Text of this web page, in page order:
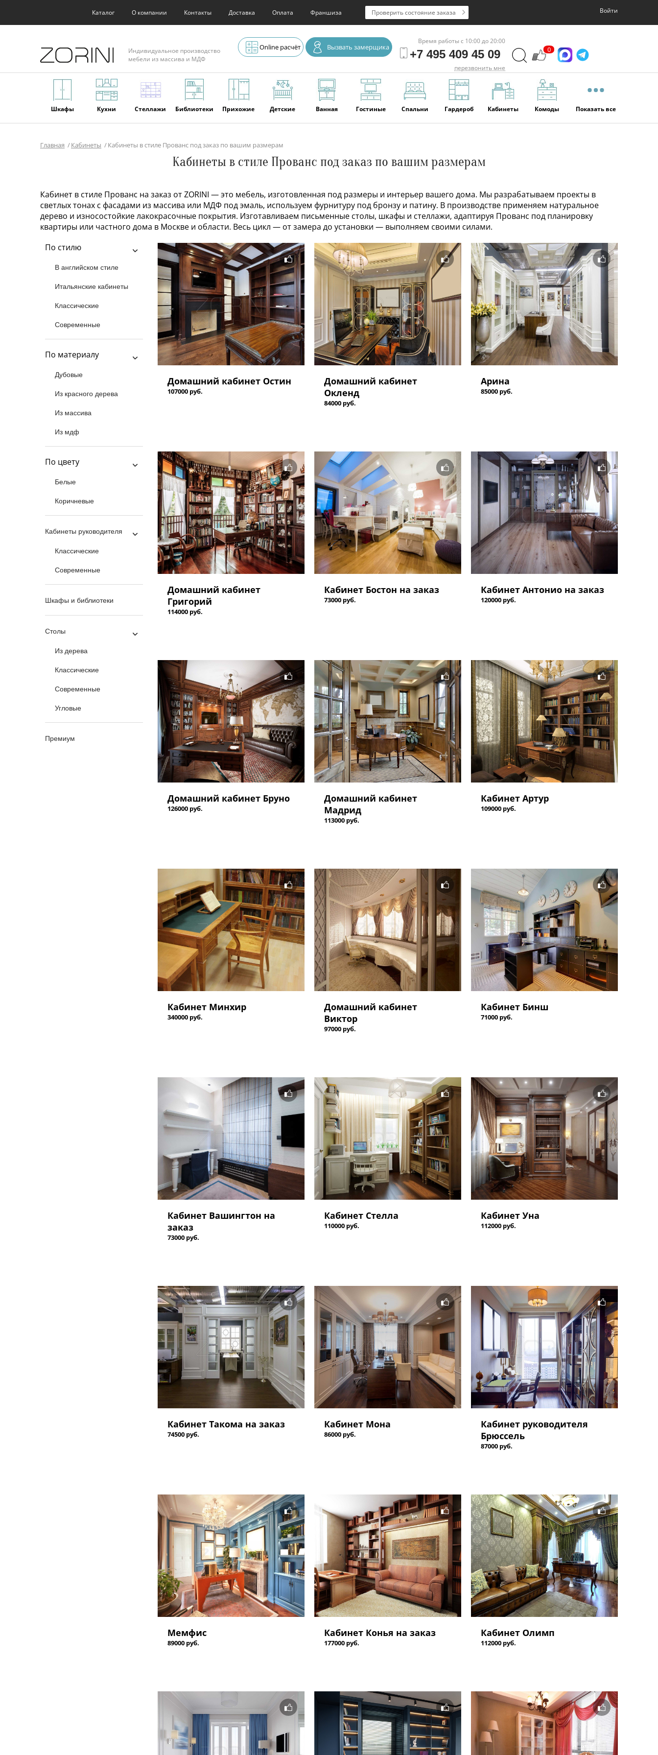
Каталог О компании Контакты Доставка Оплата Франшиза Войти
Проверить состояние заказа
Индивидуальное производство
мебели из массива и МДФ
Online расчёт Вызвать замерщика
Время работы с 10:00 до 20:00
+7 495 409 45 09
перезвонить мне
0
Шкафы Кухни Стеллажи Библиотеки Прихожие Детские Ванная Гостиные Спальни Гардероб Кабинеты Комоды
массива
мебель
буфеты
последние
Показать все
Главная Кабинеты Кабинеты в стиле Прованс под заказ по вашим размерам
Кабинеты в стиле Прованс под заказ по вашим размерам
Кабинет в стиле Прованс на заказ от ZORINI — это мебель, изготовленная под размеры и интерьер вашего дома. Мы разрабатываем проекты в
светлых тонах с фасадами из массива или МДФ под эмаль, используем фурнитуру под бронзу и патину. В производстве применяем натуральное
дерево и износостойкие лакокрасочные покрытия. Изготавливаем письменные столы, шкафы и стеллажи, адаптируя Прованс под планировку
квартиры или частного дома в Москве и области. Весь цикл — от замера до установки — выполняем своими силами.
По стилю
В английском стиле
Итальянские кабинеты
Классические
Современные
По материалу
Дубовые
Из красного дерева
Из массива
Из мдф
По цвету
Белые
Коричневые
Кабинеты руководителя
Классические
Современные
Шкафы и библиотеки
Столы
Из дерева
Классические
Современные
Угловые
Премиум
Домашний кабинет Остин
107000 руб.
Домашний кабинет
Окленд
84000 руб.
Арина
85000 руб.
Домашний кабинет
Григорий
114000 руб.
Кабинет Бостон на заказ
73000 руб.
Кабинет Антонио на заказ
120000 руб.
Домашний кабинет Бруно
126000 руб.
Домашний кабинет
Мадрид
113000 руб.
Кабинет Артур
109000 руб.
Кабинет Минхир
340000 руб.
Домашний кабинет
Виктор
97000 руб.
Кабинет Бинш
71000 руб.
Кабинет Вашингтон на
заказ
73000 руб.
Кабинет Стелла
110000 руб.
Кабинет Уна
112000 руб.
Кабинет Такома на заказ
74500 руб.
Кабинет Мона
86000 руб.
Кабинет руководителя
Брюссель
87000 руб.
Мемфис
89000 руб.
Кабинет Конья на заказ
177000 руб.
Кабинет Олимп
112000 руб.